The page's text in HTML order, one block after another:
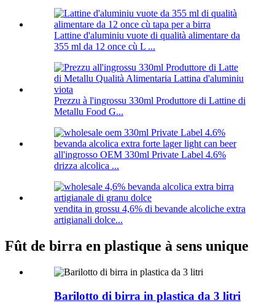
Lattine d'aluminiu vuote di qualità alimentare da
355 ml da 12 once cù L ...
Prezzu à l'ingrossu 330ml Produttore di Lattine di
Metallu Food G...
all'ingrosso OEM 330ml Private Label 4.6%
drizza alcolica ...
vendita in grossu 4,6% di bevande alcoliche extra
artigianali dolce...
Fût de birra en plastique à sens unique
Barilotto di birra in plastica da 3 litri